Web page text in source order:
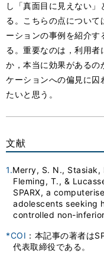
し「真面目に見えない
る。こちらの点について
ーションの事例を紹介
る。重要なのは，利用
か，本当に効果があるの
ケーションへの偏見に囚
たいと思う。
文献
1.Merry, S. N., Stasiak,
Fleming, T., &
SPARX, a
adolescents seeking
controlled non-
*COI ：本記事の著者は
代表取締役である。